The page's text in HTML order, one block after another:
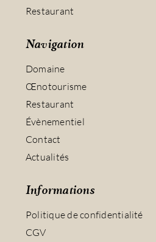
Restaurant
Navigation
Domaine
Œnotourisme
Restaurant
Évènementiel
Contact
Actualités
Informations
Politique de confidentialité
CGV